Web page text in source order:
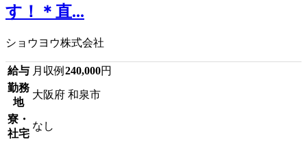
す！＊直...
ショウヨウ株式会社
給与 月収例 240,000円
勤務
地
大阪府 和泉市
寮・
社宅
なし